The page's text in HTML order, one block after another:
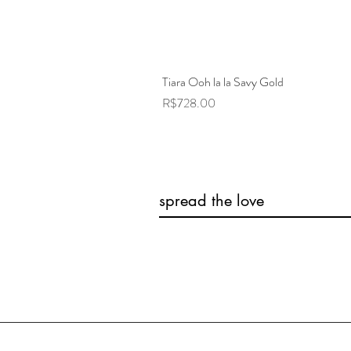
Tiara Ooh la la Savy Gold
Price
R$728.00
spread the love